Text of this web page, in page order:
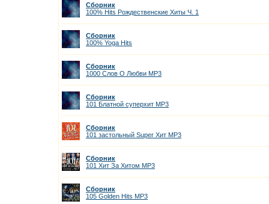
Сборник
100% Hits Рождественские Хиты Ч. 1
Сборник
100% Yoga Hits
Сборник
1000 Слов О Любви МP3
Сборник
101 Блатной суперхит MP3
Сборник
101 застольный Super Хит MP3
Сборник
101 Хит За Хитом МР3
Сборник
105 Golden Hits МР3